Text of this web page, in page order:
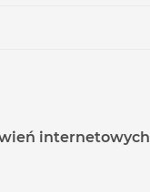
internetowych